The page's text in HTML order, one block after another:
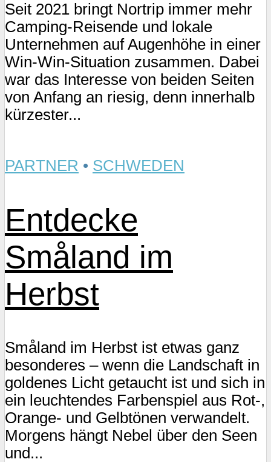
Seit 2021 bringt Nortrip immer mehr
Camping-Reisende und lokale
Unternehmen auf Augenhöhe in einer
Win-Win-Situation zusammen. Dabei
war das Interesse von beiden Seiten
von Anfang an riesig, denn innerhalb
kürzester...
PARTNER • SCHWEDEN
Entdecke
Småland im
Herbst
Småland im Herbst ist etwas ganz
besonderes – wenn die Landschaft in
goldenes Licht getaucht ist und sich in
ein leuchtendes Farbenspiel aus Rot-,
Orange- und Gelbtönen verwandelt.
Morgens hängt Nebel über den Seen
und...